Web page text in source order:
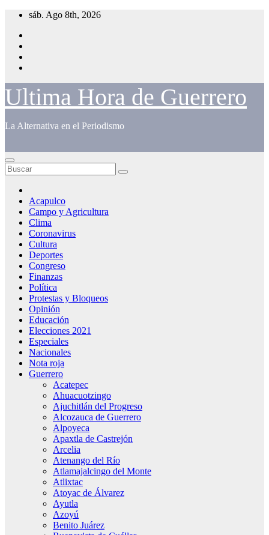
Saltar
contenido
sáb. Ago 8th, 2026
Ultima Hora de Guerrero
La Alternativa en el Periodismo
Acapulco
Campo y Agricultura
Clima
Coronavirus
Cultura
Deportes
Congreso
Finanzas
Política
Protestas y Bloqueos
Opinión
Educación
Elecciones 2021
Especiales
Nacionales
Nota roja
Guerrero
Acatepec
Ahuacuotzingo
Ajuchitlán del Progreso
Alcozauca de Guerrero
Alpoyeca
Apaxtla de Castrejón
Arcelia
Atenango del Río
Atlamajalcingo del Monte
Atlixtac
Atoyac de Álvarez
Ayutla
Azoyú
Benito Juárez